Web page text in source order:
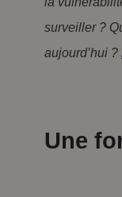
surveiller ?
aujourd’hui ?
Une